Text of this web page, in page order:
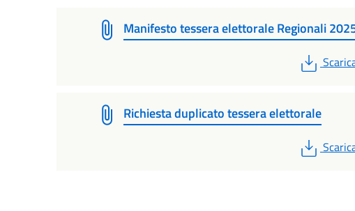
Manifesto tessera elettorale Regionali
PDF
Richiesta duplicato tessera elettorale
PDF